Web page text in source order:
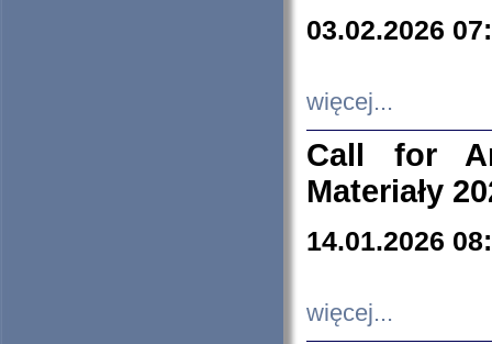
03.02.2026
więcej...
Call for
Materiały
14.01.2026
więcej...